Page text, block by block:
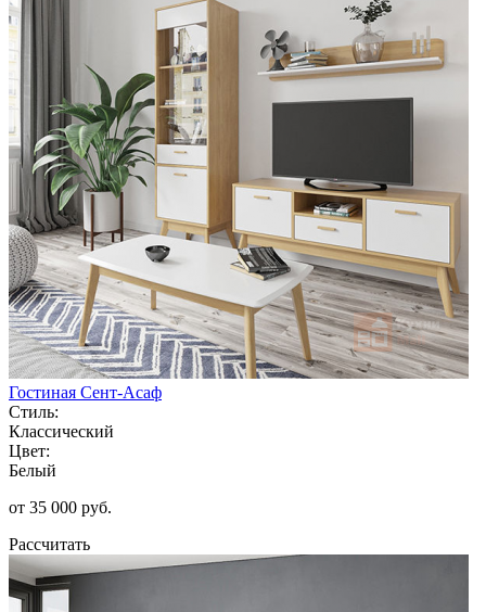
Гостиная Сент-Асаф
Стиль:
Классический
Цвет:
Белый
от 35 000 руб.
Рассчитать